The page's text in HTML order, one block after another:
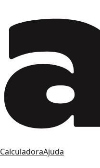
CalculadoraAjuda